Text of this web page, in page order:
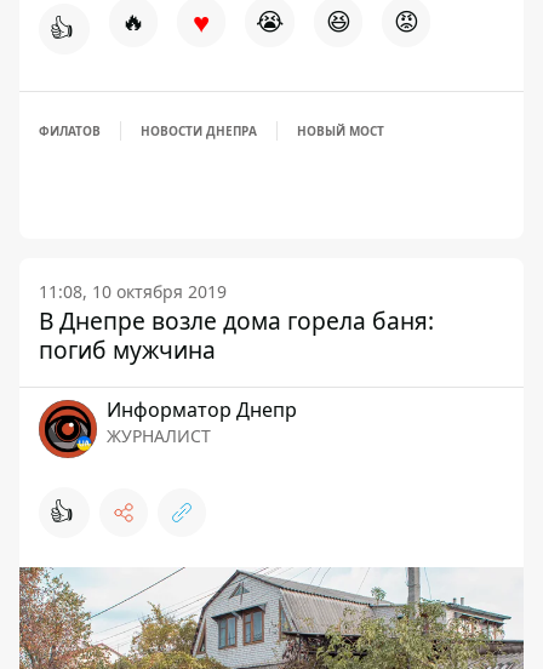
👍 🔥 ♥ 😭 😆 😡
ФИЛАТОВ НОВОСТИ ДНЕПРА НОВЫЙ МОСТ
11:08, 10 октября 2019
В Днепре возле дома горела баня:
погиб мужчина
Информатор Днепр
ЖУРНАЛИСТ
👍